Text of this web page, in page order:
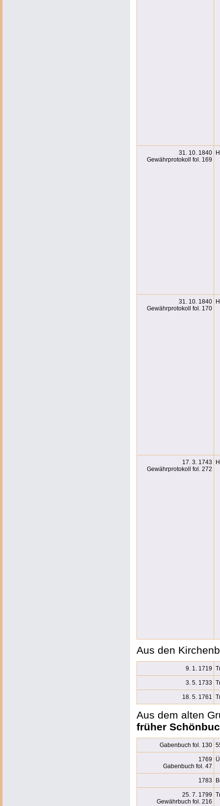
31. 10. 1840
Gewährprotokoll fol. 169
31. 10. 1840
Gewährprotokoll fol. 170
17. 3. 1743
Gewährprotokoll fol. 272
Aus den
9. 1. 1719
3. 5. 1733
18. 5. 1761
Aus dem alten
früher
Gabenbuch fol. 130
1769
Gabenbuch fol. 47
1783
25. 7. 1799
Gewährbuch fol. 216